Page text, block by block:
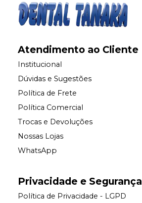
Atendimento ao Cliente
Institucional
Dúvidas e Sugestões
Política de Frete
Política Comercial
Trocas e Devoluções
Nossas Lojas
WhatsApp
Privacidade e Segurança
Política de Privacidade - LGPD